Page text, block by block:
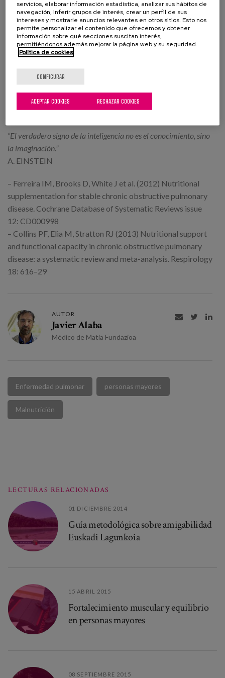
programas de entrenamiento para prevenir la fragilidad.
Este enfoque permite mantener al anciano de la mejor forma
posible en el recurso adecuado, y en caso de Centros de Día
o Centros Gerontológicos puede suponer un área específica
capacidad de ejercicio, el nivel de disnea, el número de
reagudizaciones, más que en parámetros obstructivos que
dependen de datos espirométricos que en mayores de 75
años o con deterioro cognitivo no son válidos.
“El verdadero signo de la inteligencia no es el conocimiento, sino
la imaginación.”
A. EINSTEIN
– Ferreira IM, Brooks D, White J et al. (2012) Nutritional
supplementation for stable chronic obstructive pulmonary
disease. Cochrane Database of Systematic Reviews issue
12: CD000998
– Collins PF, Elia M, Stratton RJ (2013) Nutritional support
and functional capacity in chronic obstructive pulmonary
disease: a systematic review and meta-analysis. Respirology
18: 616–29
AUTOR
Javier Alaba
Médico de Matia Fundazioa
  
Enfermedad pulmonar personas mayores
Malnutrición
LECTURAS RELACIONADAS
01 DICIEMBRE 2014
Guía metodológica sobre amigabilidad
Euskadi Lagunkoia
15 ABRIL 2015
Fortalecimiento muscular y equilibrio
en personas mayores
08 SEPTIEMBRE 2015
servicios, elaborar información estadística, analizar sus hábitos de
navegación, inferir grupos de interés, crear un perfil de sus
intereses y mostrarle anuncios relevantes en otros sitios. Esto nos
permite personalizar el contenido que ofrecemos y obtener
información sobre qué secciones suscitan interés,
permitiéndonos además mejorar la página web y su seguridad.
Política de cookies
CONFIGURAR
RECHAZAR COOKIES
ACEPTAR COOKIES